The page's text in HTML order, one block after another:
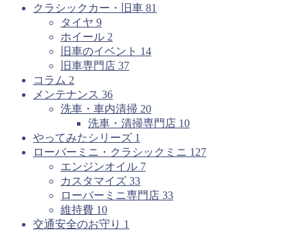
クラシックカー・旧車 81
タイヤ 9
ホイール 2
旧車のイベント 14
旧車専門店 37
コラム 2
メンテナンス 36
洗車・車内清掃 20
洗車・清掃専門店 10
やってみたシリーズ 1
ローバーミニ・クラシックミニ 127
エンジンオイル 7
カスタマイズ 33
ローバーミニ専門店 33
維持費 10
交通安全のお守り 1